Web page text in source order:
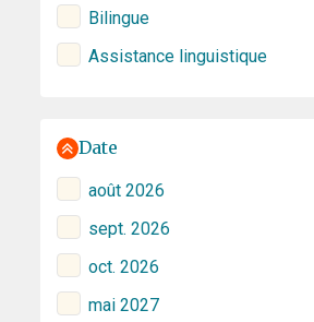
Bilingue
Assistance linguistique
Date
août 2026
sept. 2026
oct. 2026
mai 2027